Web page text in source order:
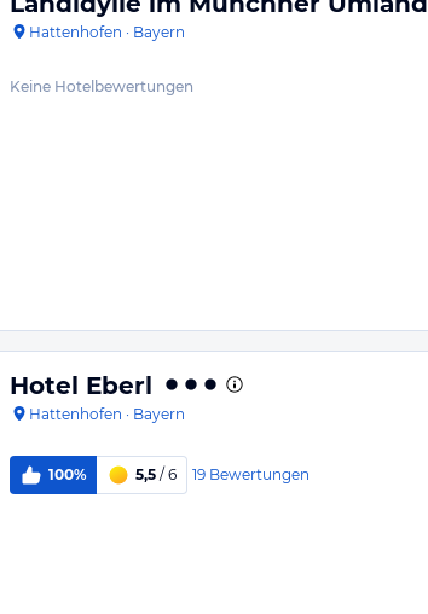
Hattenhofen · Bayern
Keine Hotelbewertungen
Hotel Eberl
Hattenhofen · Bayern
100% 5,5 / 6 19 Bewertungen